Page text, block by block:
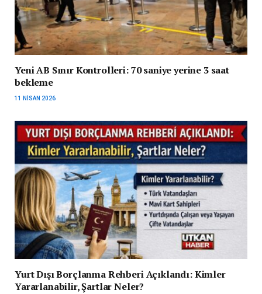
Yeni AB Sınır Kontrolleri: 70 saniye yerine 3 saat
bekleme
11 NISAN 2026
Yurt Dışı Borçlanma Rehberi Açıklandı: Kimler
Yararlanabilir, Şartlar Neler?